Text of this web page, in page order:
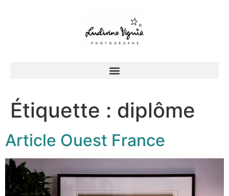
Étiquette : diplôme
Article Ouest France